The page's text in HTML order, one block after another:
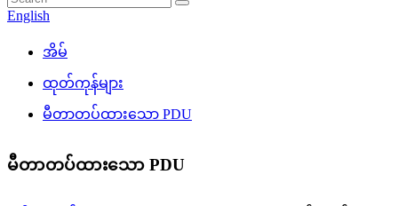
English
အိမ်
ထုတ်ကုန်များ
မီတာတပ်ထားသော PDU
မီတာတပ်ထားသော PDU